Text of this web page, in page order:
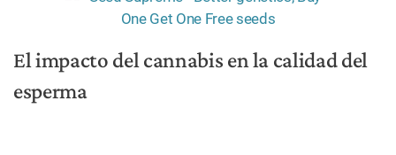
El impacto del cannabis en la calidad del
esperma